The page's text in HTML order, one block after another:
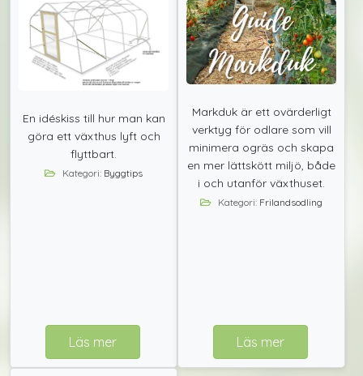
En idéskiss till hur man kan
göra ett växthus lyft och
flyttbart.
Kategori: Byggtips
Läs mer
Markduk är ett ovärderligt
verktyg för odlare som vill
minimera ogräs och skapa
en mer lättskött miljö, både
i och utanför växthuset.
Kategori: Frilandsodling
Läs mer